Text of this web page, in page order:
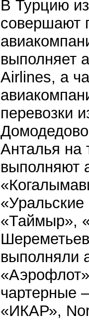
В Турцию
совершают
выполняет
Airlines, а
перевозки
Анталья на
выполняют
«Таймыр»,
выполняли
чартерные
«ИКАР»,